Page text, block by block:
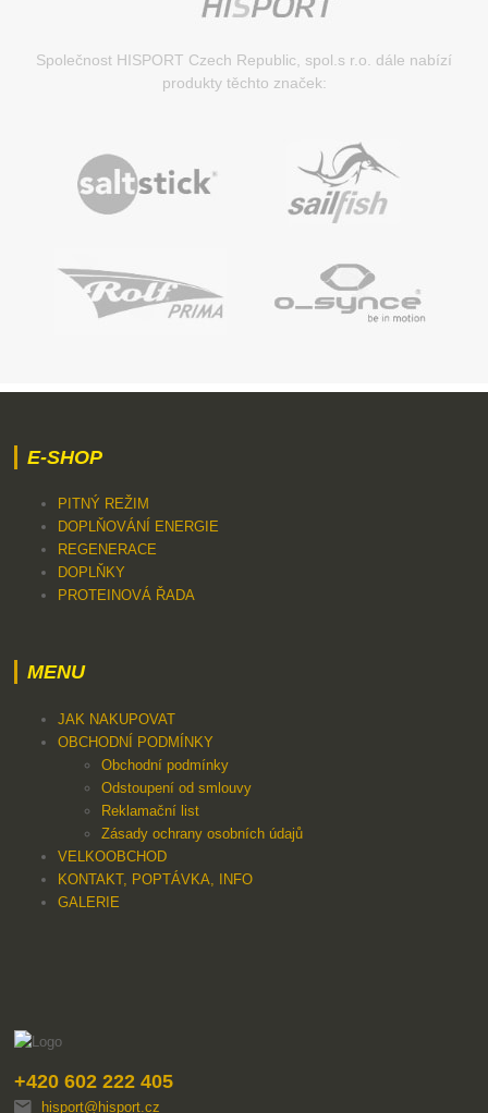
Společnost HISPORT Czech Republic, spol.s r.o. dále nabízí
produkty těchto značek:
E-SHOP
PITNÝ REŽIM
DOPLŇOVÁNÍ ENERGIE
REGENERACE
DOPLŇKY
PROTEINOVÁ ŘADA
MENU
JAK NAKUPOVAT
OBCHODNÍ PODMÍNKY
Obchodní podmínky
Odstoupení od smlouvy
Reklamační list
Zásady ochrany osobních údajů
VELKOOBCHOD
KONTAKT, POPTÁVKA, INFO
GALERIE
+420 602 222 405
hisport@hisport.cz